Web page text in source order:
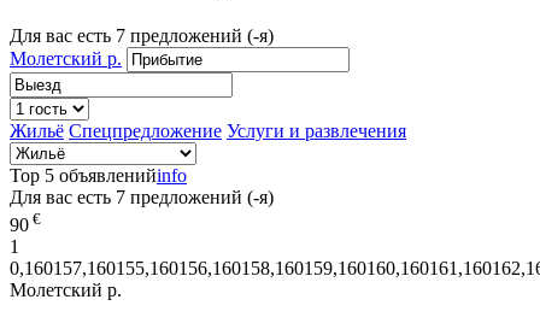
Для вас есть 7 предложений (-я)
Молетский р.
Жильё Спецпредложение Услуги и развлечения
Top 5 объявленийinfo
Для вас есть 7 предложений (-я)
90 €
1
Молетский р.